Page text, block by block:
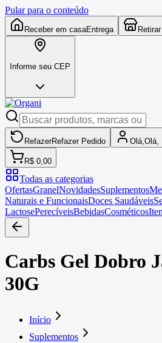
Pular para o conteúdo
Receber em casaEntrega
Informe seu CEP
RefazerRefazer Pedido Olá, Olá,
R$ 0,00
Todas as categorias
OfertasGranelNovidadesSuplementos
Naturais e FuncionaisDoces Saudáveis
LactosePerecíveisBebidasCosméticos
Carbs Gel Dobro
30G
Início
Suplementos